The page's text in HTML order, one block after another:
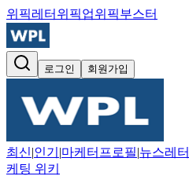
위픽레터 위픽업위픽부스터
로그인 회원가입
최신|인기 |마케터프로필|뉴스레터
케팅 위키